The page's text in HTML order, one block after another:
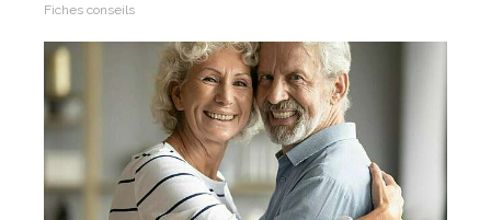
Fiches conseils